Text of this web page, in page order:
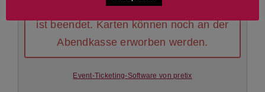
Der Vorverkauf für diese Veranstaltung
ist beendet. Karten können noch an der
Abendkasse erworben werden.
Event-Ticketing-Software von pretix